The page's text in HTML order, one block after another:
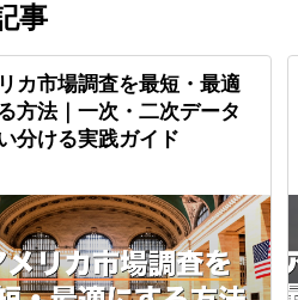
事
カ市場調査を最短・最適
方法｜一次・二次データ
分ける実践ガイド